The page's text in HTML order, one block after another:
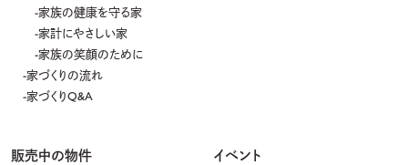
家族の健康を守る家
家計にやさしい家
家族の笑顔のために
家づくりの流れ
家づくりQ&A
販売中の物件 イベント